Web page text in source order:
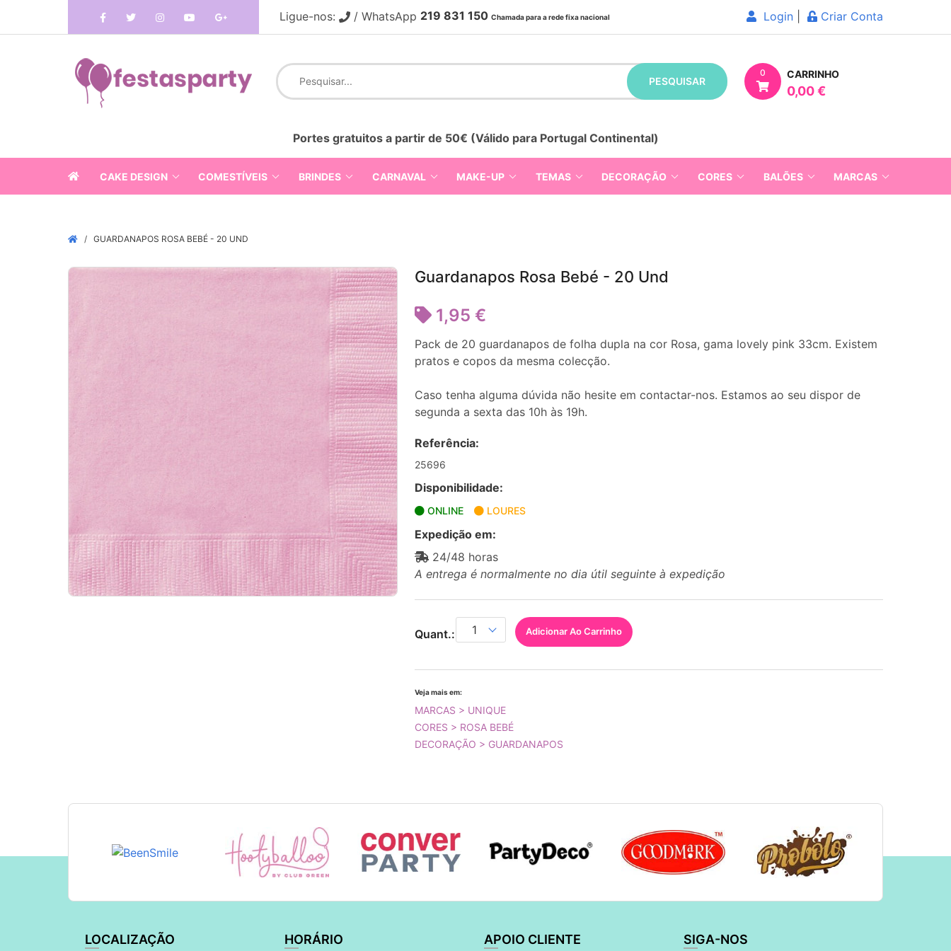
Ligue-nos: / WhatsApp 219 831 150 Chamada para a rede fixa nacional Login Criar Conta
PESQUISAR
0 CARRINHO
0,00 €
Portes gratuitos a partir de 50€ (Válido para Portugal Continental)
CAKE DESIGN COMESTÍVEIS BRINDES CARNAVAL MAKE-UP TEMAS DECORAÇÃO CORES BALÕES MARCAS
GUARDANAPOS ROSA BEBÉ - 20 UND
Guardanapos Rosa Bebé - 20 Und
1,95 €
Pack de 20 guardanapos de folha dupla na cor Rosa, gama lovely pink 33cm. Existem
pratos e copos da mesma colecção.
Caso tenha alguma dúvida não hesite em contactar-nos. Estamos ao seu dispor de
segunda a sexta das 10h às 19h.
Referência:
25696
Disponibilidade:
ONLINE LOURES
Expedição em:
24/48 horas
A entrega é normalmente no dia útil seguinte à expedição
Quant.: Adicionar Ao Carrinho
Veja mais em:
MARCAS > UNIQUE
CORES > ROSA BEBÉ
DECORAÇÃO > GUARDANAPOS
LOCALIZAÇÃO HORÁRIO APOIO CLIENTE SIGA-NOS